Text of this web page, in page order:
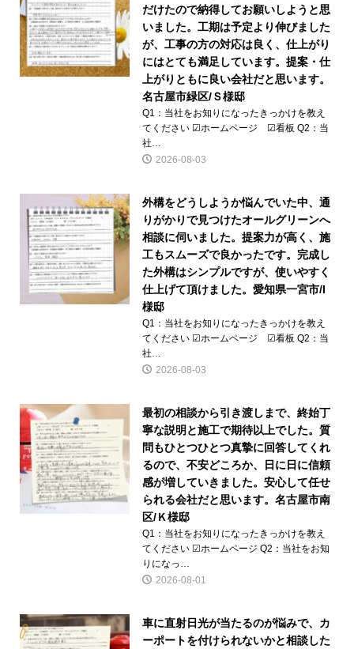
だけたので納得してお願いしようと思
いました。工期は予定より伸びました
が、工事の方の対応は良く、仕上がり
にはとても満足しています。提案・仕
上がりともに良い会社だと思います。
名古屋市緑区/Ｓ様邸
Q1：当社をお知りになったきっかけを教え
てください ☑ホームページ ☑看板 Q2：当
社…
2026-08-03
外構をどうしようか悩んでいた中、通
りがかりで見つけたオールグリーンへ
相談に伺いました。提案力が高く、施
工もスムーズで良かったです。完成し
た外構はシンプルですが、使いやすく
仕上げて頂けました。愛知県一宮市/I
様邸
Q1：当社をお知りになったきっかけを教え
てください ☑ホームページ ☑看板 Q2：当
社…
2026-08-03
最初の相談から引き渡しまで、終始丁
寧な説明と施工で期待以上でした。質
問もひとつひとつ真摯に回答してくれ
るので、不安どころか、日に日に信頼
感が増していきました。安心して任せ
られる会社だと思います。名古屋市南
区/Ｋ様邸
Q1：当社をお知りになったきっかけを教え
てください ☑ホームページ Q2：当社をお知
りになっ…
2026-08-01
車に直射日光が当たるのが悩みで、カ
ーポートを付けられないかと相談した